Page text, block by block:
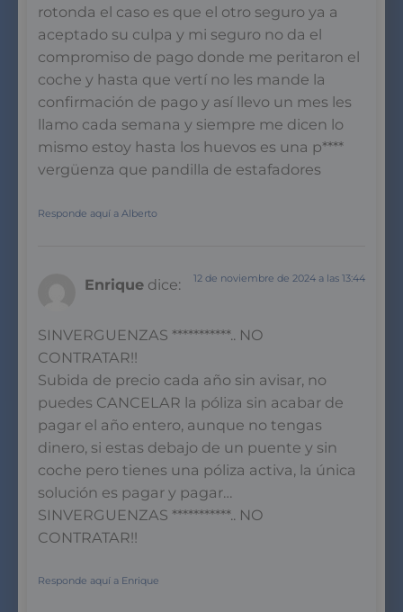
rotonda el caso es que el otro seguro ya a
aceptado su culpa y mi seguro no da el
compromiso de pago donde me peritaron el
coche y hasta que vertí no les mande la
confirmación de pago y así llevo un mes les
llamo cada semana y siempre me dicen lo
mismo estoy hasta los huevos es una p****
vergüenza que pandilla de estafadores
Responde aquí a Alberto
Enrique dice: 12 de noviembre de 2024 a las 13:44
SINVERGUENZAS ***********.. NO
CONTRATAR!!
Subida de precio cada año sin avisar, no
puedes CANCELAR la póliza sin acabar de
pagar el año entero, aunque no tengas
dinero, si estas debajo de un puente y sin
coche pero tienes una póliza activa, la única
solución es pagar y pagar…
SINVERGUENZAS ***********.. NO
CONTRATAR!!
Responde aquí a Enrique